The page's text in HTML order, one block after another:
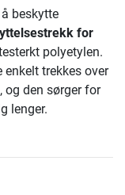
beskytte
for
polyetylen.
enkelt trekkes over
og den sørger for
lenger.